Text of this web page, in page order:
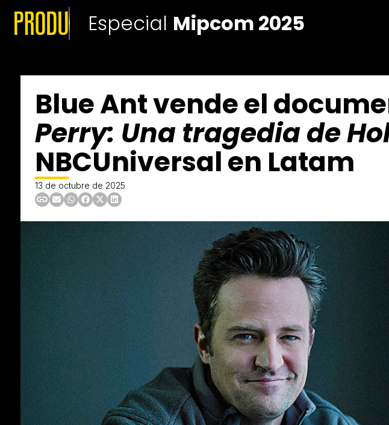
Especial Mipcom 2025
Blue Ant vende el
Perry: Una tragedia de
NBCUniversal en Latam
13 de octubre de 2025